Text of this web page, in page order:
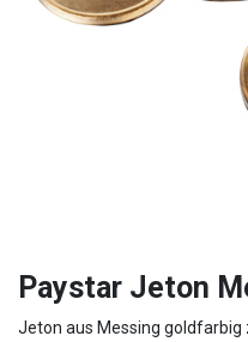
Paystar Jeton
Jeton aus Messing